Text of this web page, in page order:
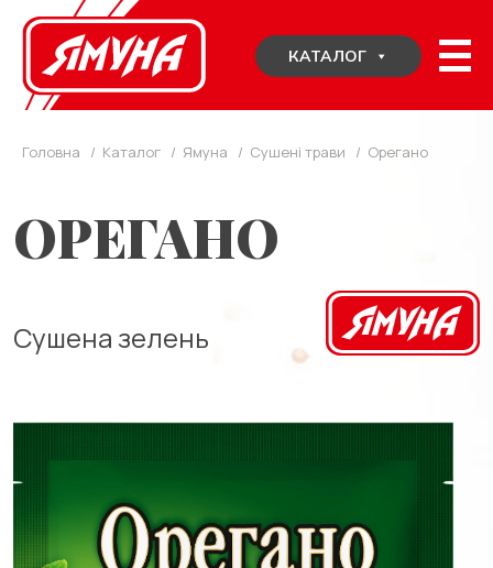
Skip
content
КАТАЛОГ
Головна / Каталог / Ямуна / Сушені трави / Орегано
ОРЕГАНО
Сушена зелень